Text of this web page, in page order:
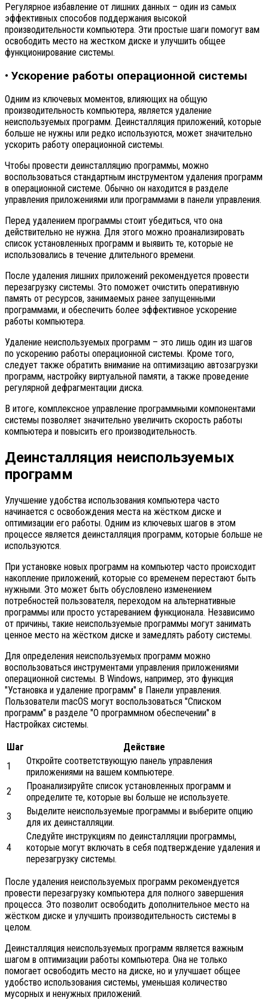
Регулярное избавление от лишних данных – один из самых
эффективных способов поддержания высокой
производительности компьютера. Эти простые шаги помогут вам
освободить место на жестком диске и улучшить общее
функционирование системы.
• Ускорение работы операционной системы
Одним из ключевых моментов, влияющих на общую
производительность компьютера, является удаление
неиспользуемых программ. Деинсталляция приложений, которые
больше не нужны или редко используются, может значительно
ускорить работу операционной системы.
Чтобы провести деинсталляцию программы, можно
воспользоваться стандартным инструментом удаления программ
в операционной системе. Обычно он находится в разделе
управления приложениями или программами в панели управления.
Перед удалением программы стоит убедиться, что она
действительно не нужна. Для этого можно проанализировать
список установленных программ и выявить те, которые не
использовались в течение длительного времени.
После удаления лишних приложений рекомендуется провести
перезагрузку системы. Это поможет очистить оперативную
память от ресурсов, занимаемых ранее запущенными
программами, и обеспечить более эффективное ускорение
работы компьютера.
Удаление неиспользуемых программ – это лишь один из шагов
по ускорению работы операционной системы. Кроме того,
следует также обратить внимание на оптимизацию автозагрузки
программ, настройку виртуальной памяти, а также проведение
регулярной дефрагментации диска.
В итоге, комплексное управление программными компонентами
системы позволяет значительно увеличить скорость работы
компьютера и повысить его производительность.
Деинсталляция неиспользуемых
программ
Улучшение удобства использования компьютера часто
начинается с освобождения места на жёстком диске и
оптимизации его работы. Одним из ключевых шагов в этом
процессе является деинсталляция программ, которые больше не
используются.
При установке новых программ на компьютер часто происходит
накопление приложений, которые со временем перестают быть
нужными. Это может быть обусловлено изменением
потребностей пользователя, переходом на альтернативные
программы или просто устареванием функционала. Независимо
от причины, такие неиспользуемые программы могут занимать
ценное место на жёстком диске и замедлять работу системы.
Для определения неиспользуемых программ можно
воспользоваться инструментами управления приложениями
операционной системы. В Windows, например, это функция
"Установка и удаление программ" в Панели управления.
Пользователи macOS могут воспользоваться "Списком
программ" в разделе "О программном обеспечении" в
Настройках системы.
Шаг
Действие
1
Откройте соответствующую панель управления
приложениями на вашем компьютере.
2
Проанализируйте список установленных программ и
определите те, которые вы больше не используете.
3
Выделите неиспользуемые программы и выберите опцию
для их деинсталляции.
4
Следуйте инструкциям по деинсталляции программы,
которые могут включать в себя подтверждение удаления и
перезагрузку системы.
После удаления неиспользуемых программ рекомендуется
провести перезагрузку компьютера для полного завершения
процесса. Это позволит освободить дополнительное место на
жёстком диске и улучшить производительность системы в
целом.
Деинсталляция неиспользуемых программ является важным
шагом в оптимизации работы компьютера. Она не только
помогает освободить место на диске, но и улучшает общее
удобство использования системы, уменьшая количество
мусорных и ненужных приложений.